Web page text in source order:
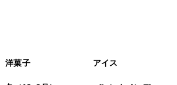
洋菓子 アイス